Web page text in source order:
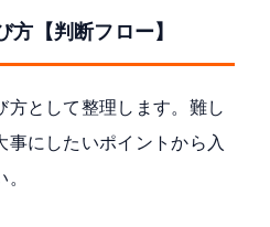
方【判断フロー】
方として整理します。難し
事にしたいポイントから入